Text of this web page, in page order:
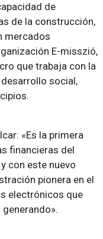
de
de la construcción,
mercados
E-misszió,
que trabaja con la
social,
«Es la primera
financieras del
con este nuevo
pionera en el
electrónicos que